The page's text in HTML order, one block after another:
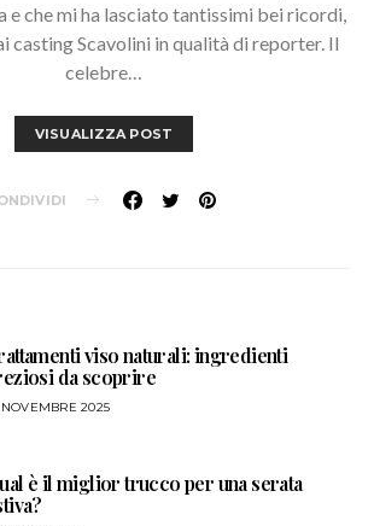
e che mi ha lasciato tantissimi bei ricordi,
casting Scavolini in qualità di reporter. Il
celebre…
VISUALIZZA POST
viso naturali: ingredienti
da scoprire
NOVEMBRE 2025
è il miglior trucco per una serata